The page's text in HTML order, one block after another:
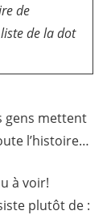
de
de la dot
gens mettent
l’histoire…
à voir!
plutôt de :